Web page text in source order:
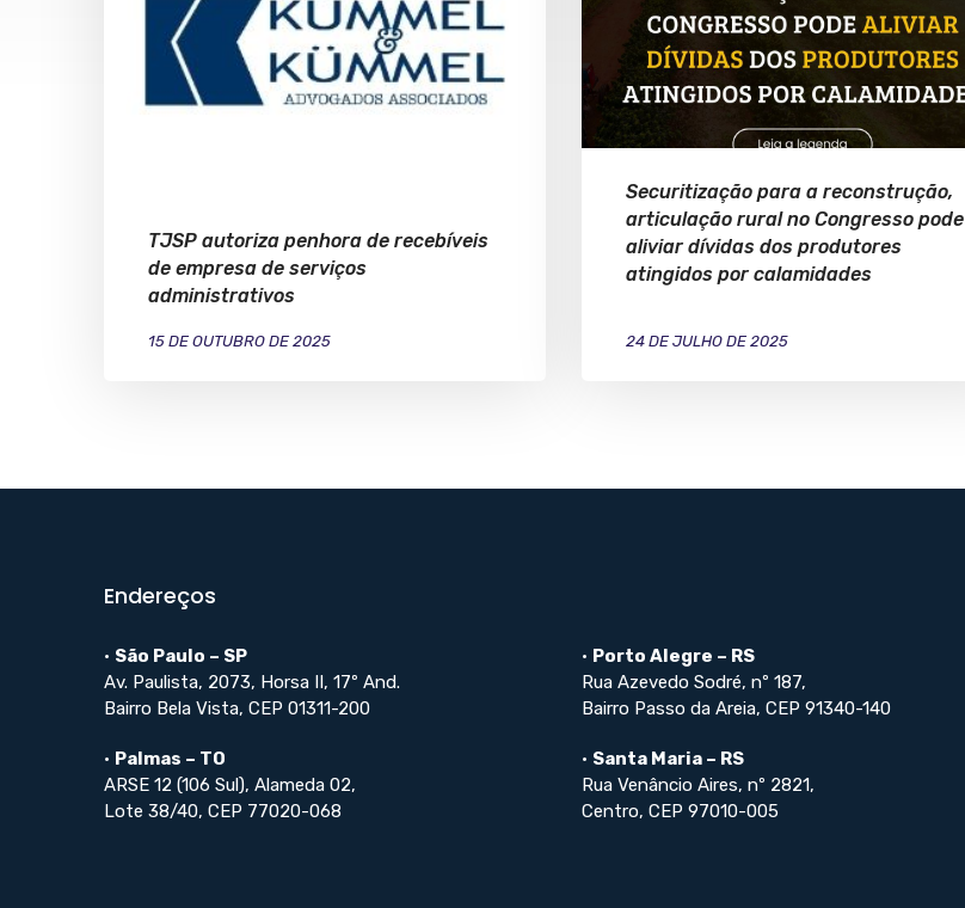
TJSP autoriza penhora de recebíveis
de empresa de serviços
administrativos
15 DE OUTUBRO DE 2025
Securitização para a reconstrução,
articulação rural no Congresso pode
aliviar dívidas dos produtores
atingidos por calamidades
24 DE JULHO DE 2025
Endereços
• São Paulo – SP
Av. Paulista, 2073, Horsa II, 17º And.
Bairro Bela Vista, CEP 01311-200
• Palmas – TO
ARSE 12 (106 Sul), Alameda 02,
Lote 38/40, CEP 77020-068
• Porto Alegre – RS
Rua Azevedo Sodré, nº 187,
Bairro Passo da Areia, CEP 91340-140
• Santa Maria – RS
Rua Venâncio Aires, nº 2821,
Centro, CEP 97010-005